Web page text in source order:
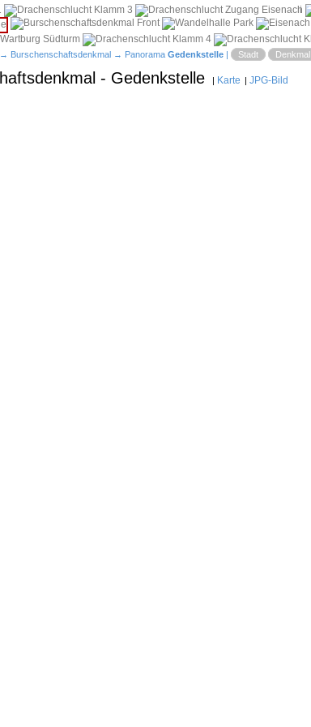
→ Burschenschaftsdenkmal → Panorama Gedenkstelle | Stadt Denkmal
- Gedenkstelle | Karte | JPG-Bild
i